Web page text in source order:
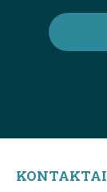
KONTAKTAI